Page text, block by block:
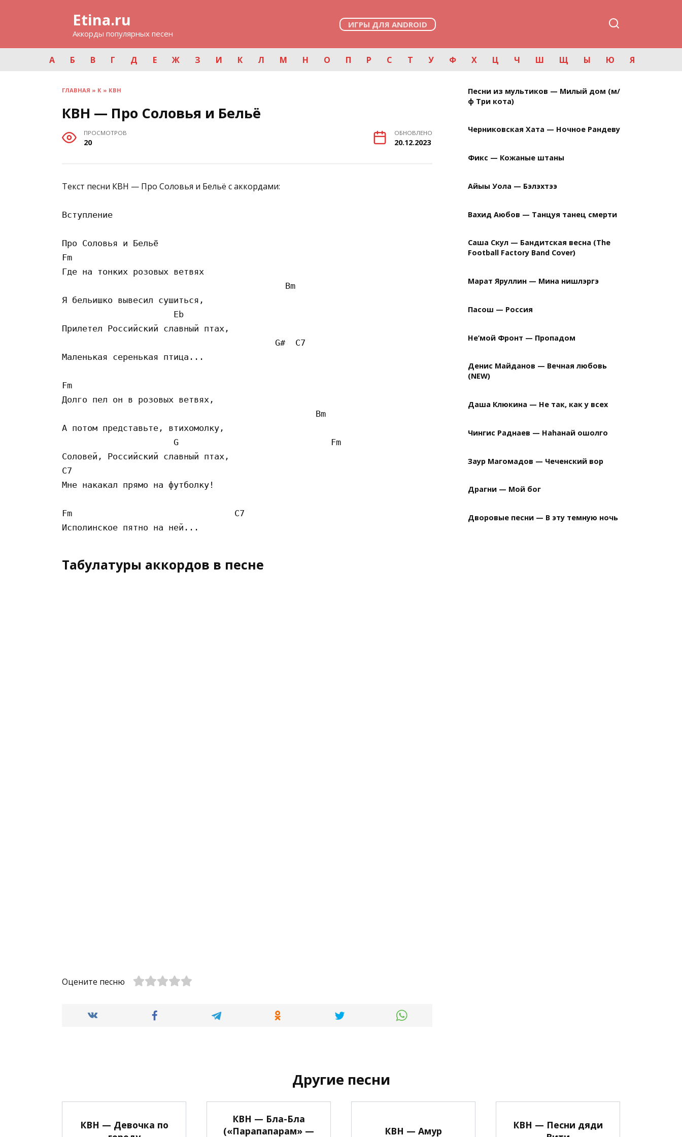
Etina.ru
Аккорды популярных песен
ИГРЫ ДЛЯ ANDROID
А Б В Г Д Е Ж З И К Л М Н О П Р С Т У Ф Х Ц Ч Ш Щ Ы Ю Я
ГЛАВНАЯ » К » КВН
КВН — Про Соловья и Бельё
ПРОСМОТРОВ
20
ОБНОВЛЕНО
20.12.2023
Текст песни КВН — Про Соловья и Бельё с аккордами:
Вступление
Про Соловья и Бельё
Fm
Где на тонких розовых ветвях
                                            Bm
Я бельишко вывесил сушиться,
                      Eb
Прилетел Российский славный птах,
                                          G#  C7
Маленькая серенькая птица...
Fm
Долго пел он в розовых ветвях,
                                                  Bm
А потом представьте, втихомолку,
                      G                              Fm
Соловей, Российский славный птах,
C7
Мне накакал прямо на футболку!
Fm                                C7
Табулатуры аккордов в песне
Оцените песню
Песни из мультиков — Милый дом (м/
ф Три кота)
Черниковская Хата — Ночное Рандеву
Фикс — Кожаные штаны
Айыы Уола — Бэлэхтээ
Вахид Аюбов — Танцуя танец смерти
Саша Скул — Бандитская весна (The
Football Factory Band Cover)
Марат Яруллин — Мина нишлэргэ
Пасош — Россия
Не’мой Фронт — Пропадом
Денис Майданов — Вечная любовь
(NEW)
Даша Клюкина — Не так, как у всех
Чингис Раднаев — Наhанай ошолго
Заур Магомадов — Чеченский вор
Драгни — Мой бог
Дворовые песни — В эту темную ночь
Другие песни
КВН — Девочка по
КВН — Бла-Бла
(«Парапапарам» —
КВН — Амур
КВН — Песни дяди